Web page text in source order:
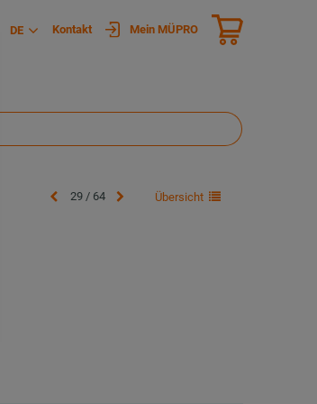
DE Kontakt Mein MÜPRO
29 / 64 Übersicht